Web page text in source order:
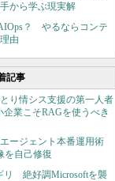
から学ぶ現実解
？ やるならコンテ
由
記事
とり情シス支援の第一人者
企業こそRAGを使うべき
エージェント本番運用術
を自己修復
リ 絶好調Microsoftを襲